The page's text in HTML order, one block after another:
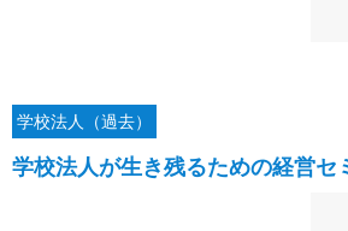
学校法人（過去）
学校法人が生き残るための経営セ